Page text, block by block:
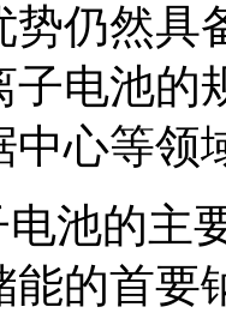
势仍然具
子电池的
中心等领
池的主
能的首要